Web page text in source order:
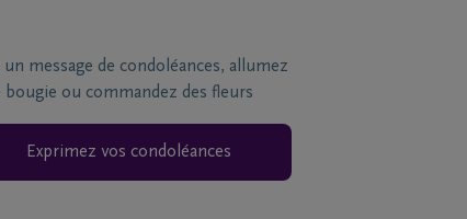
un message de condoléances, allumez
bougie ou commandez des fleurs
Exprimez vos condoléances